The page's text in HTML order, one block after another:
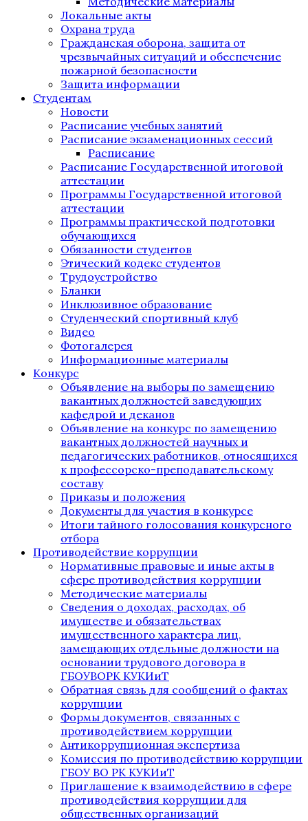
Локальные акты
Охрана труда
Гражданская оборона, защита от
чрезвычайных ситуаций и обеспечение
пожарной безопасности
Защита информации
Студентам
Новости
Расписание учебных занятий
Расписание экзаменационных сессий
Расписание
Расписание Государственной итоговой
аттестации
Программы Государственной итоговой
аттестации
Программы практической подготовки
обучающихся
Обязанности студентов
Этический кодекс студентов
Трудоустройство
Бланки
Инклюзивное образование
Студенческий спортивный клуб
Видео
Фотогалерея
Информационные материалы
Конкурс
Объявление на выборы по замещению
вакантных должностей заведующих
кафедрой и деканов
Объявление на конкурс по замещению
вакантных должностей научных и
педагогических работников, относящихся
к профессорско-преподавательскому
составу
Приказы и положения
Документы для участия в конкурсе
Итоги тайного голосования конкурсного
отбора
Противодействие коррупции
Нормативные правовые и иные акты в
сфере противодействия коррупции
Методические материалы
Сведения о доходах, расходах, об
имуществе и обязательствах
имущественного характера лиц,
замещающих отдельные должности на
основании трудового договора в
ГБОУВОРК КУКИиТ
Обратная связь для сообщений о фактах
коррупции
Формы документов, связанных с
противодействием коррупции
Антикоррупционная экспертиза
Комиссия по противодействию коррупции
ГБОУ ВО РК КУКИиТ
Приглашение к взаимодействию в сфере
противодействия коррупции для
общественных организаций